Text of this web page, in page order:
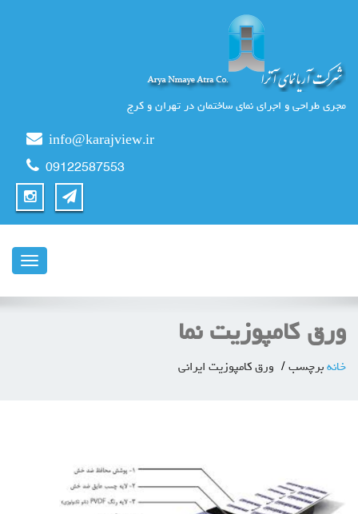
مجری طراحی و اجرای نمای ساختمان در تهران و کرج
info@karajview.ir
09122587553
ناوبری
ورق کامپوزیت نما
خانه برچسب ورق کامپوزیت ایرانی